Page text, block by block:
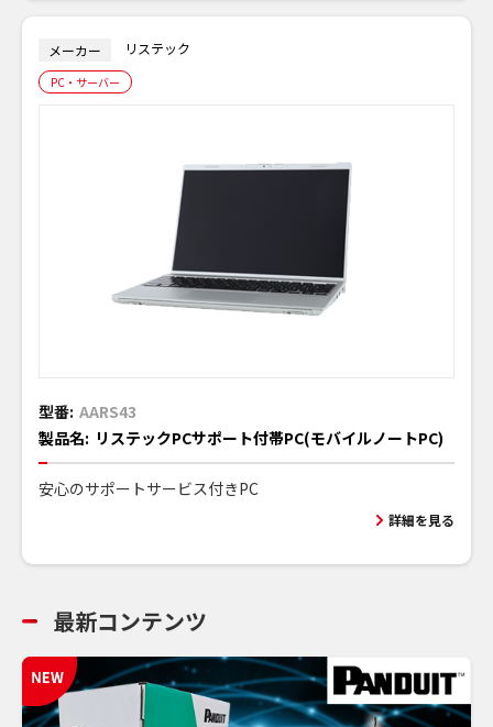
メーカー リステック
PC・サーバー
型番: AARS43
製品名: リステックPCサポート付帯PC(モバイルノートPC)
安心のサポートサービス付きPC
詳細を見る
最新コンテンツ